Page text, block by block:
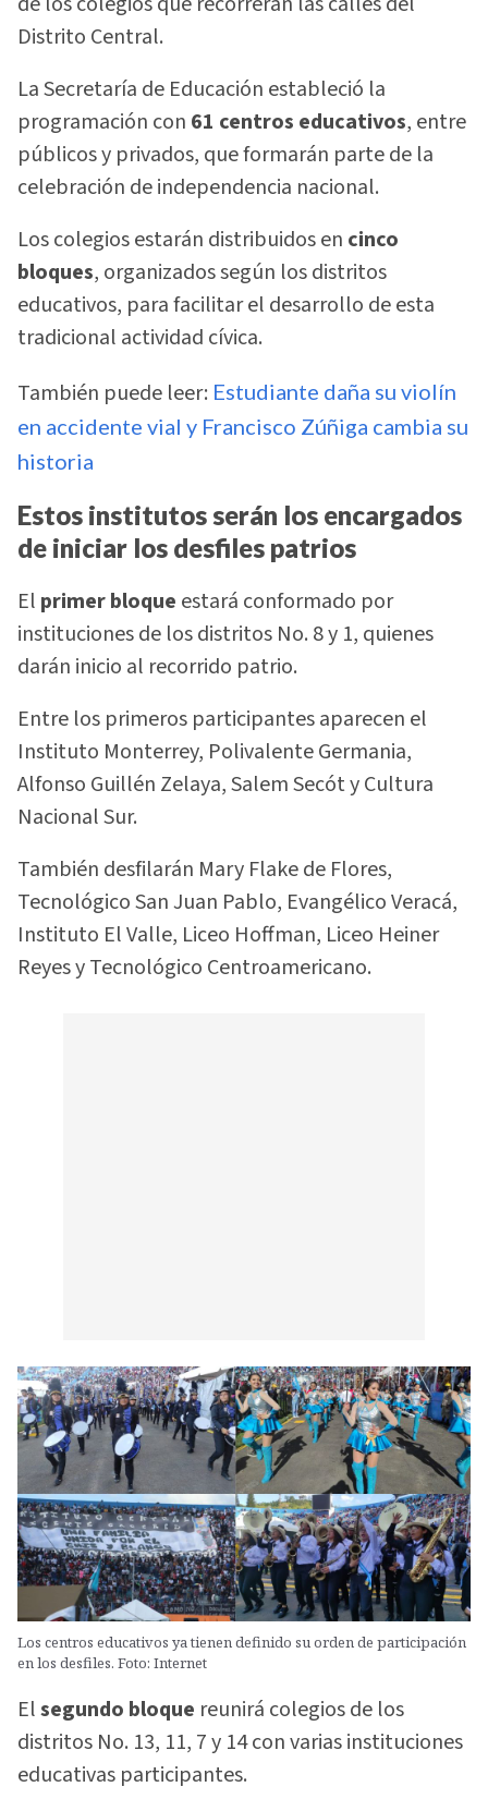
Distrito Central.
La Secretaría de Educación estableció la
programación con 61 centros educativos, entre
públicos y privados, que formarán parte de la
celebración de independencia nacional.
Los colegios estarán distribuidos en cinco
bloques, organizados según los distritos
educativos, para facilitar el desarrollo de esta
tradicional actividad cívica.
También puede leer: Estudiante daña su violín
en accidente vial y Francisco Zúñiga cambia su
historia
Estos institutos serán los encargados
de iniciar los desfiles patrios
El primer bloque estará conformado por
instituciones de los distritos No. 8 y 1, quienes
darán inicio al recorrido patrio.
Entre los primeros participantes aparecen el
Instituto Monterrey, Polivalente Germania,
Alfonso Guillén Zelaya, Salem Secót y Cultura
Nacional Sur.
También desfilarán Mary Flake de Flores,
Tecnológico San Juan Pablo, Evangélico Veracá,
Instituto El Valle, Liceo Hoffman, Liceo Heiner
Reyes y Tecnológico Centroamericano.
Los centros educativos ya tienen definido su orden de participación
en los desfiles. Foto: Internet
Elsegundo bloque reunirá colegios de los
distritos No. 13, 11, 7 y 14 con varias instituciones
educativas participantes.